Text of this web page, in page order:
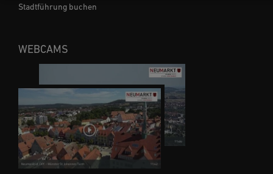
Stadtführung buchen
WEBCAMS